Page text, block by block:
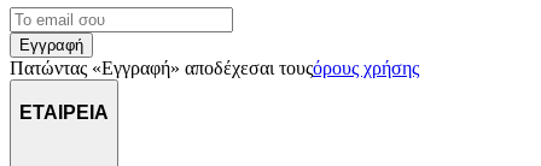
Εγγραφή
Πατώντας «Εγγραφή» αποδέχεσαι τουςόρους χρήσης
ΕΤΑΙΡΕΙΑ